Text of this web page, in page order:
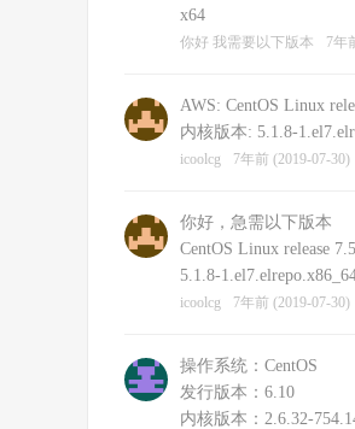
x64
你好 我需要以下版本 7年
AWS: CentOS Linux
内核版本: 5.1.8-
icoolcg 7年前 (2019-07-30)
你好，急需以下版本
CentOS Linux release
5.1.8-
icoolcg 7年前 (2019-07-30)
操作系统：CentOS
发行版本：6.10
内核版本：2.6.32-